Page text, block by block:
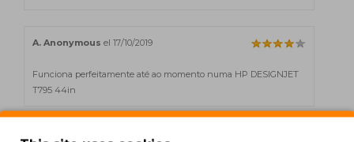
A. Anonymous el 17/10/2019
Funciona perfeitamente até ao momento numa HP DESIGNJET
T795 44in